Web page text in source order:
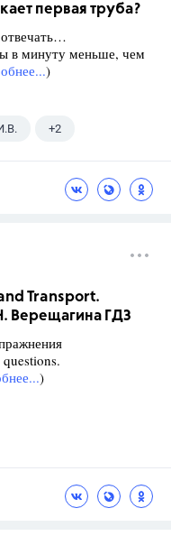
первая труба?
в минуту меньше, чем
)
+2
Transport.
Верещагина ГДЗ
)